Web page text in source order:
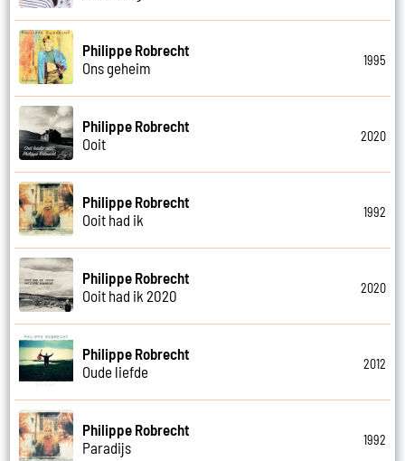
Philippe Robrecht
Ons geheim
1995
Philippe Robrecht
Ooit
2020
Philippe Robrecht
Ooit had ik
1992
Philippe Robrecht
Ooit had ik 2020
2020
Philippe Robrecht
Oude liefde
2012
Philippe Robrecht
Paradijs
1992